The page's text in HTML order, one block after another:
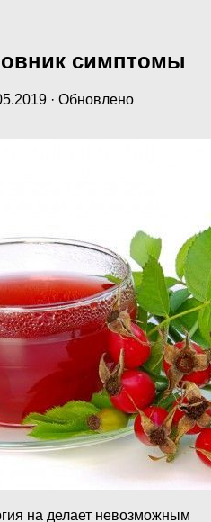
симптомы
· Обновлено
на делает невозможным